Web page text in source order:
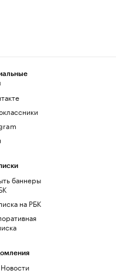
баннеры
на РБК